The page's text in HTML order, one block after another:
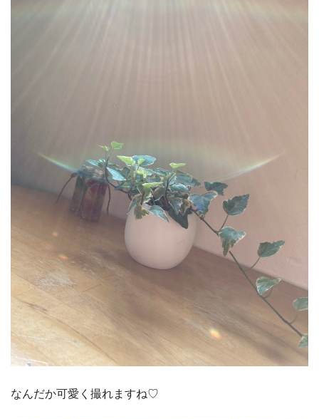
なんだか可愛く撮れますね♡